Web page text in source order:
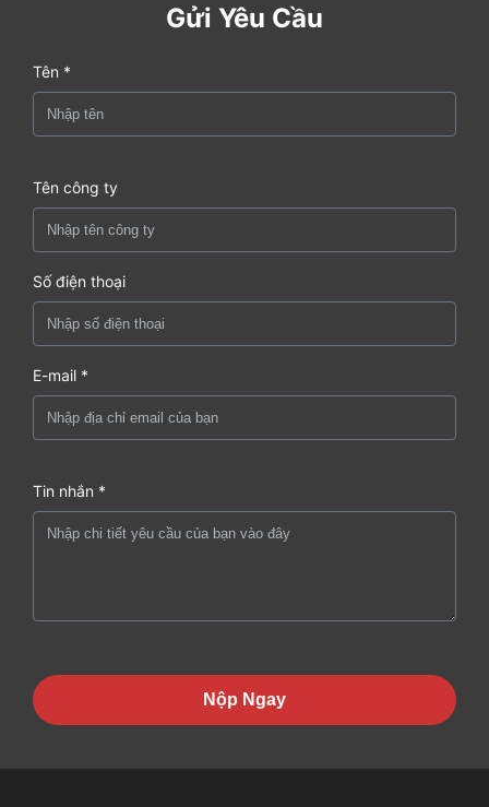
Gửi Yêu Cầu
Tên *
Tên công ty
Số điện thoại
E-mail *
Tin nhắn *
Nộp Ngay